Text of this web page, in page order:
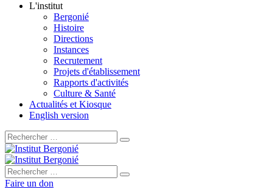
L'institut
Bergonié
Histoire
Directions
Instances
Recrutement
Projets d'établissement
Rapports d'activités
Culture & Santé
Actualités et Kiosque
English version
Rechercher :
Rechercher :
Faire un don